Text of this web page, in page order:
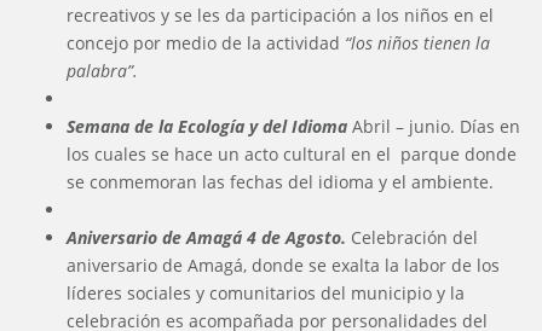
recreativos y se les da participación a los niños en el
concejo por medio de la actividad “los niños tienen la
palabra”.
Semana de la Ecología y del Idioma Abril – junio. Días en
los cuales se hace un acto cultural en el parque donde
se conmemoran las fechas del idioma y el ambiente.
Aniversario de Amagá 4 de Agosto. Celebración del
aniversario de Amagá, donde se exalta la labor de los
líderes sociales y comunitarios del municipio y la
celebración es acompañada por personalidades del